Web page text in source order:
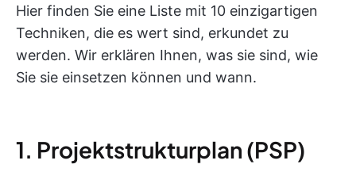
Hier finden Sie eine Liste mit 10 einzigartigen
Techniken, die es wert sind, erkundet zu
werden. Wir erklären Ihnen, was sie sind, wie
Sie sie einsetzen können und wann.
1. Projektstrukturplan (PSP)